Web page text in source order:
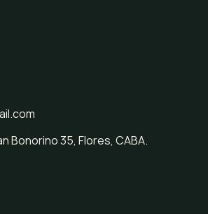
Bonorino 35, Flores, CABA.